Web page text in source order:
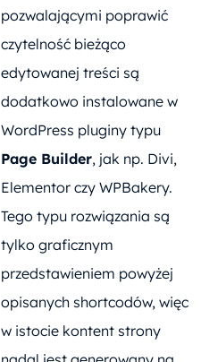
pozwalającymi poprawić
czytelność bieżąco
edytowanej treści są
dodatkowo instalowane w
WordPress pluginy typu
Page Builder, jak np. Divi,
Elementor czy WPBakery.
Tego typu rozwiązania są
tylko graficznym
przedstawieniem powyżej
opisanych shortcodów, więc
w istocie kontent strony